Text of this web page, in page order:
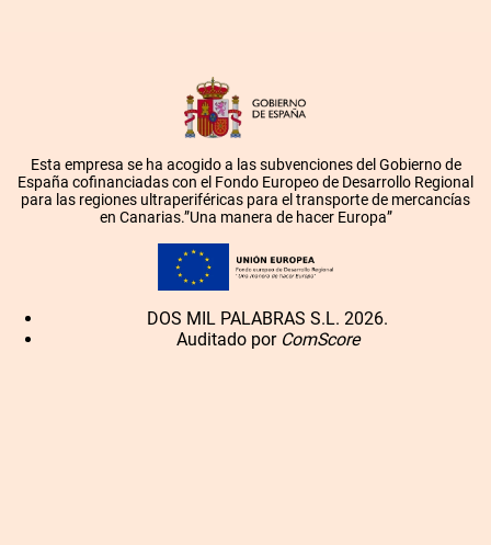
Esta empresa se ha acogido a las subvenciones del Gobierno de
España cofinanciadas con el Fondo Europeo de Desarrollo Regional
para las regiones ultraperiféricas para el transporte de mercancías
en Canarias.”Una manera de hacer Europa”
DOS MIL PALABRAS S.L. 2026.
Auditado por ComScore